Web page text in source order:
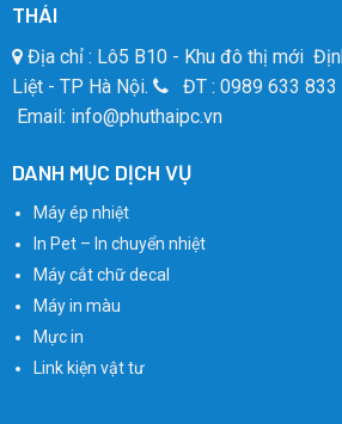
THÁI
Địa chỉ : Lô5 B10 - Khu đô thị mới
Liệt - TP Hà Nội.
ĐT : 0989 633
Email: info@phuthaipc.vn
DANH MỤC DỊCH VỤ
Máy ép nhiệt
In Pet – In chuyển nhiệt
Máy cắt chữ decal
Máy in màu
Mực in
Link kiện vật tư